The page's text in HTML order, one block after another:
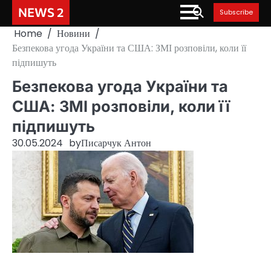
content
NEWS 2 Subscribe
Home
Новини
Безпекова угода України та США: ЗМІ розповіли, коли її
підпишуть
Безпекова угода України та
США: ЗМІ розповіли, коли її
підпишуть
30.05.2024 byПисарчук Антон